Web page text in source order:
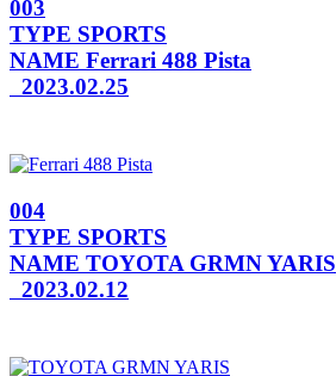
003
TYPE SPORTS
NAME Ferrari 488 Pista
2023.02.25
004
TYPE SPORTS
NAME TOYOTA GRMN YARIS
2023.02.12